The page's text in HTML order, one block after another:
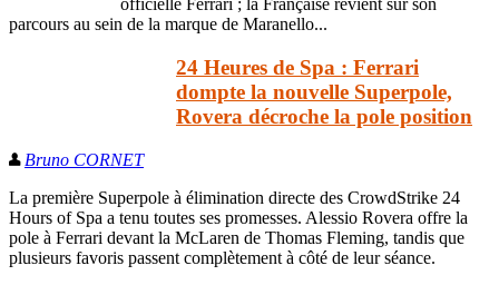
officielle Ferrari ; la Française revient sur son
parcours au sein de la marque de Maranello...
24 Heures de Spa : Ferrari
dompte la nouvelle Superpole,
Rovera décroche la pole position
Bruno CORNET
La première Superpole à élimination directe des CrowdStrike 24
Hours of Spa a tenu toutes ses promesses. Alessio Rovera offre la
pole à Ferrari devant la McLaren de Thomas Fleming, tandis que
plusieurs favoris passent complètement à côté de leur séance.